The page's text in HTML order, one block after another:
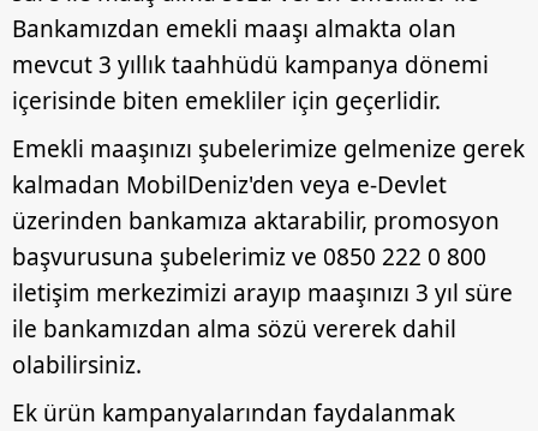
Bankamızdan emekli maaşı almakta olan
mevcut 3 yıllık taahhüdü kampanya dönemi
içerisinde biten emekliler için geçerlidir.
Emekli maaşınızı şubelerimize gelmenize gerek
kalmadan MobilDeniz'den veya e-Devlet
üzerinden bankamıza aktarabilir, promosyon
başvurusuna şubelerimiz ve 0850 222 0 800
iletişim merkezimizi arayıp maaşınızı 3 yıl süre
ile bankamızdan alma sözü vererek dahil
olabilirsiniz.
Ek ürün kampanyalarından faydalanmak